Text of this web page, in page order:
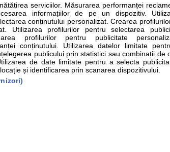
Calculatoare Stiri medicale
au scop informativ si educational. Ele nu pot substitui
pe sfatulmedicului.ro sa consultati fie medicul Dvs., fie
serviciilor. Măsurarea performanței
informațiilor de pe un dispozitiv.
conținutului personalizat. Crearea
Utilizarea profilurilor pentru selectarea
profilurilor pentru publicitate
conținutului. Utilizarea datelor limitate
publicului prin statistici sau combinații de
de date limitate pentru a selecta
și identificarea prin scanarea dispozitivului.